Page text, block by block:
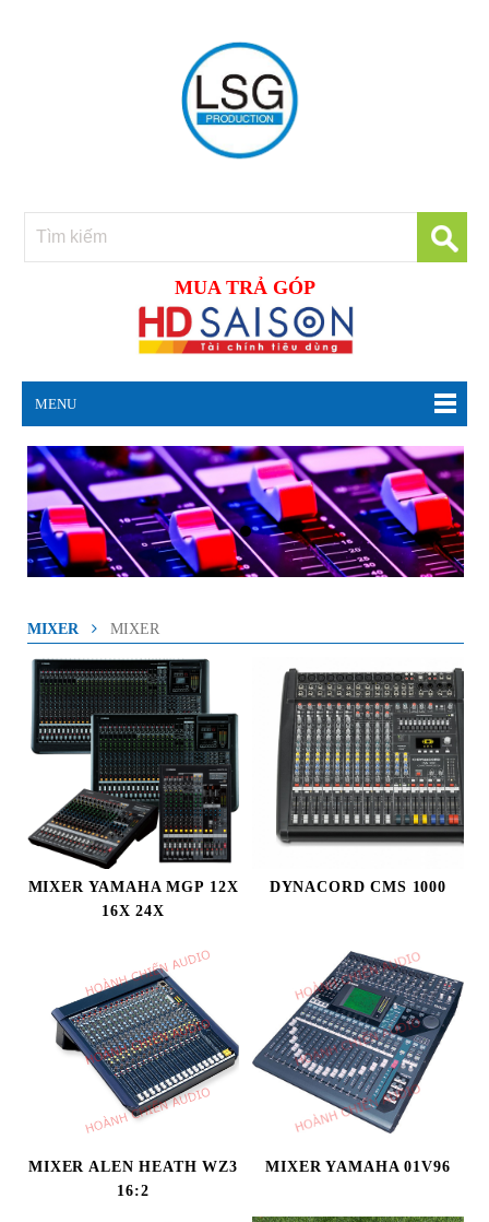
MUA TRẢ GÓP
MENU
MIXER MIXER
MIXER YAMAHA MGP 12X
16X 24X
DYNACORD CMS 1000
MIXER ALEN HEATH WZ3
16:2
MIXER YAMAHA 01V96